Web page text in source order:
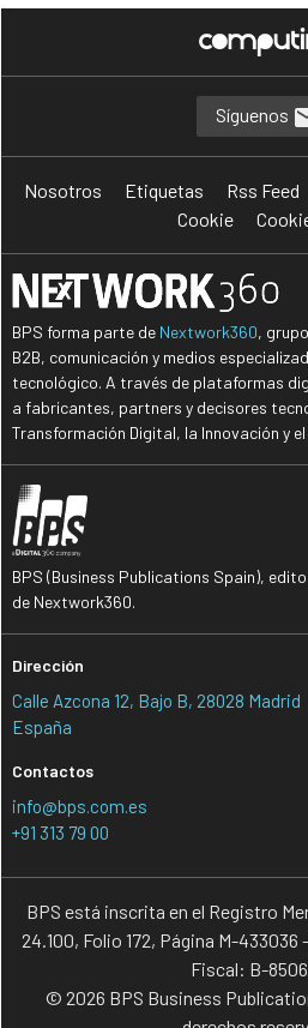
Síguenos
Nosotros Etiquetas Rss Feed
Cookie
BPS forma parte de Nextwork360,
B2B, comunicación y medios
tecnológico. A través de plataformas
a fabricantes, partners y decisores
Transformación Digital, la Innovación y
BPS (Business Publications Spain),
de Nextwork360.
Dirección
Calle Azcona 12, Bajo B, 28028 Madrid
España
Contactos
info@bps.com.es
+91 313 79 00
BPS está inscrita en el Registro
24.100, Folio 172, Página M-
Fiscal: B-
© 2026 BPS Business